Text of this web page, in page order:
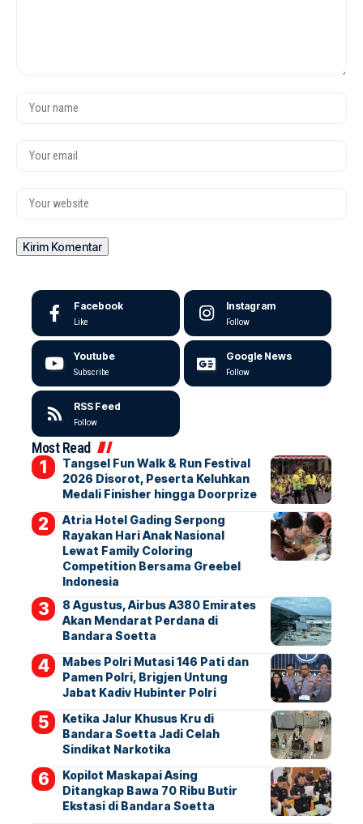
Facebook
Like
Instagram
Follow
Youtube
Subscribe
Google News
Follow
RSS Feed
Follow
Most Read
Tangsel Fun Walk & Run Festival
2026 Disorot, Peserta Keluhkan
Medali Finisher hingga Doorprize
Atria Hotel Gading Serpong
Rayakan Hari Anak Nasional
Lewat Family Coloring
Competition Bersama Greebel
Indonesia
8 Agustus, Airbus A380 Emirates
Akan Mendarat Perdana di
Bandara Soetta
Mabes Polri Mutasi 146 Pati dan
Pamen Polri, Brigjen Untung
Jabat Kadiv Hubinter Polri
Ketika Jalur Khusus Kru di
Bandara Soetta Jadi Celah
Sindikat Narkotika
Kopilot Maskapai Asing
Ditangkap Bawa 70 Ribu Butir
Ekstasi di Bandara Soetta